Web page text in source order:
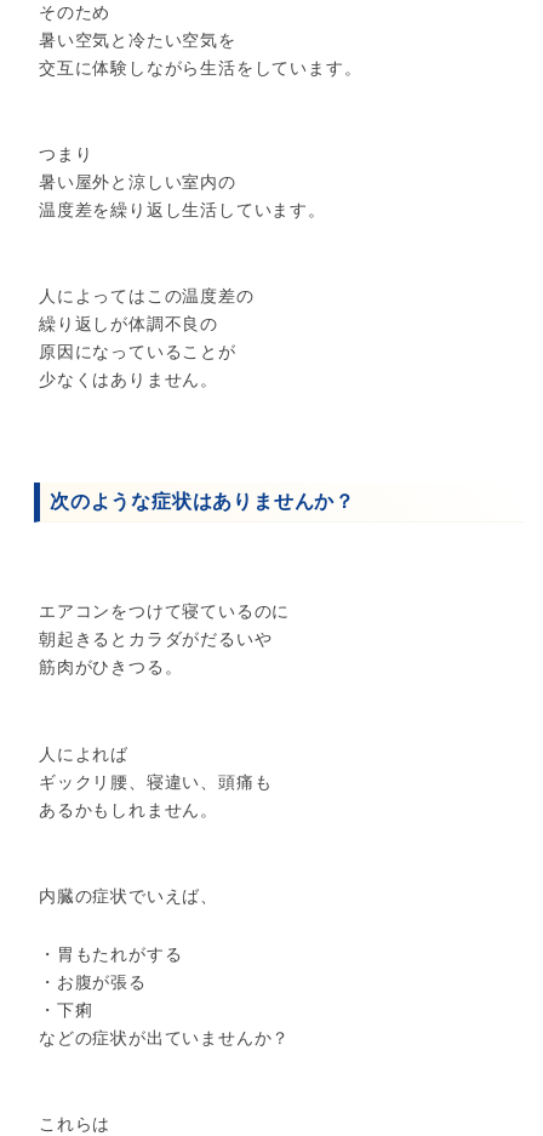
そのため
暑い空気と冷たい空気を
交互に体験しながら生活をしています。
つまり
暑い屋外と涼しい室内の
温度差を繰り返し生活しています。
人によってはこの温度差の
繰り返しが体調不良の
原因になっていることが
少なくはありません。
次のような症状はありませんか？
エアコンをつけて寝ているのに
朝起きるとカラダがだるいや
筋肉がひきつる。
人によれば
ギックリ腰、寝違い、頭痛も
あるかもしれません。
内臓の症状でいえば、
・胃もたれがする
・お腹が張る
・下痢
などの症状が出ていませんか？
これらは